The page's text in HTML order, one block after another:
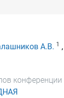
А.В. 1
,
конференции